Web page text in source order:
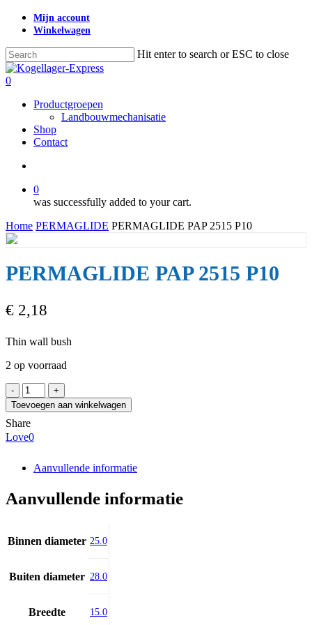
Skip
content
Mijn account
Winkelwagen
Hit enter to search or ESC to close
Close
Search
search
0
Productgroepen
Landbouwmechanisatie
Shop
Contact
0
was successfully added to your cart.
Home PERMAGLIDE PERMAGLIDE PAP 2515 P10
PERMAGLIDE PAP 2515 P10
€ 2,18
Thin wall bush
2 op voorraad
PERMAGLIDE
PAP
2515
P10
aantal
Toevoegen aan winkelwagen
Share
Love0
Aanvullende informatie
Aanvullende informatie
Binnen diameter 25.0
Buiten diameter 28.0
Breedte 15.0